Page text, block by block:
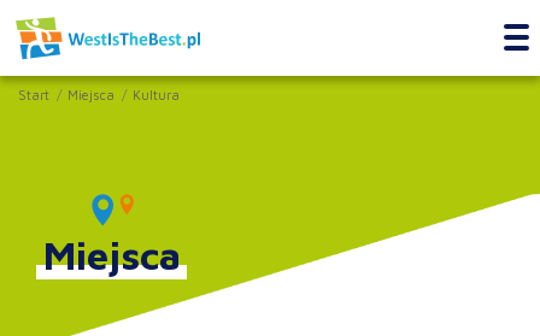
Start Miejsca Kultura
Miejsca